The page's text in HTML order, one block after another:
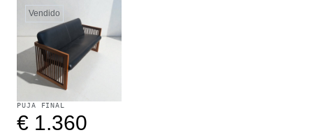
Vendido
PUJA FINAL
€ 1.360